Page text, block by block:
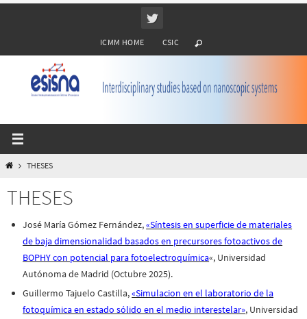
ICMM HOME CSIC
INICIOTHESES
THESES
José María Gómez Fernández,«Síntesis en superficie de materiales
de baja dimensionalidad basados en precursores fotoactivos de
BOPHY con potencial para fotoelectroquímica«, Universidad
Autónoma de Madrid (Octubre 2025).
Guillermo Tajuelo Castilla,«Simulacion en el laboratorio de la
fotoquímica en estado sólido en el medio interestelar», Universidad